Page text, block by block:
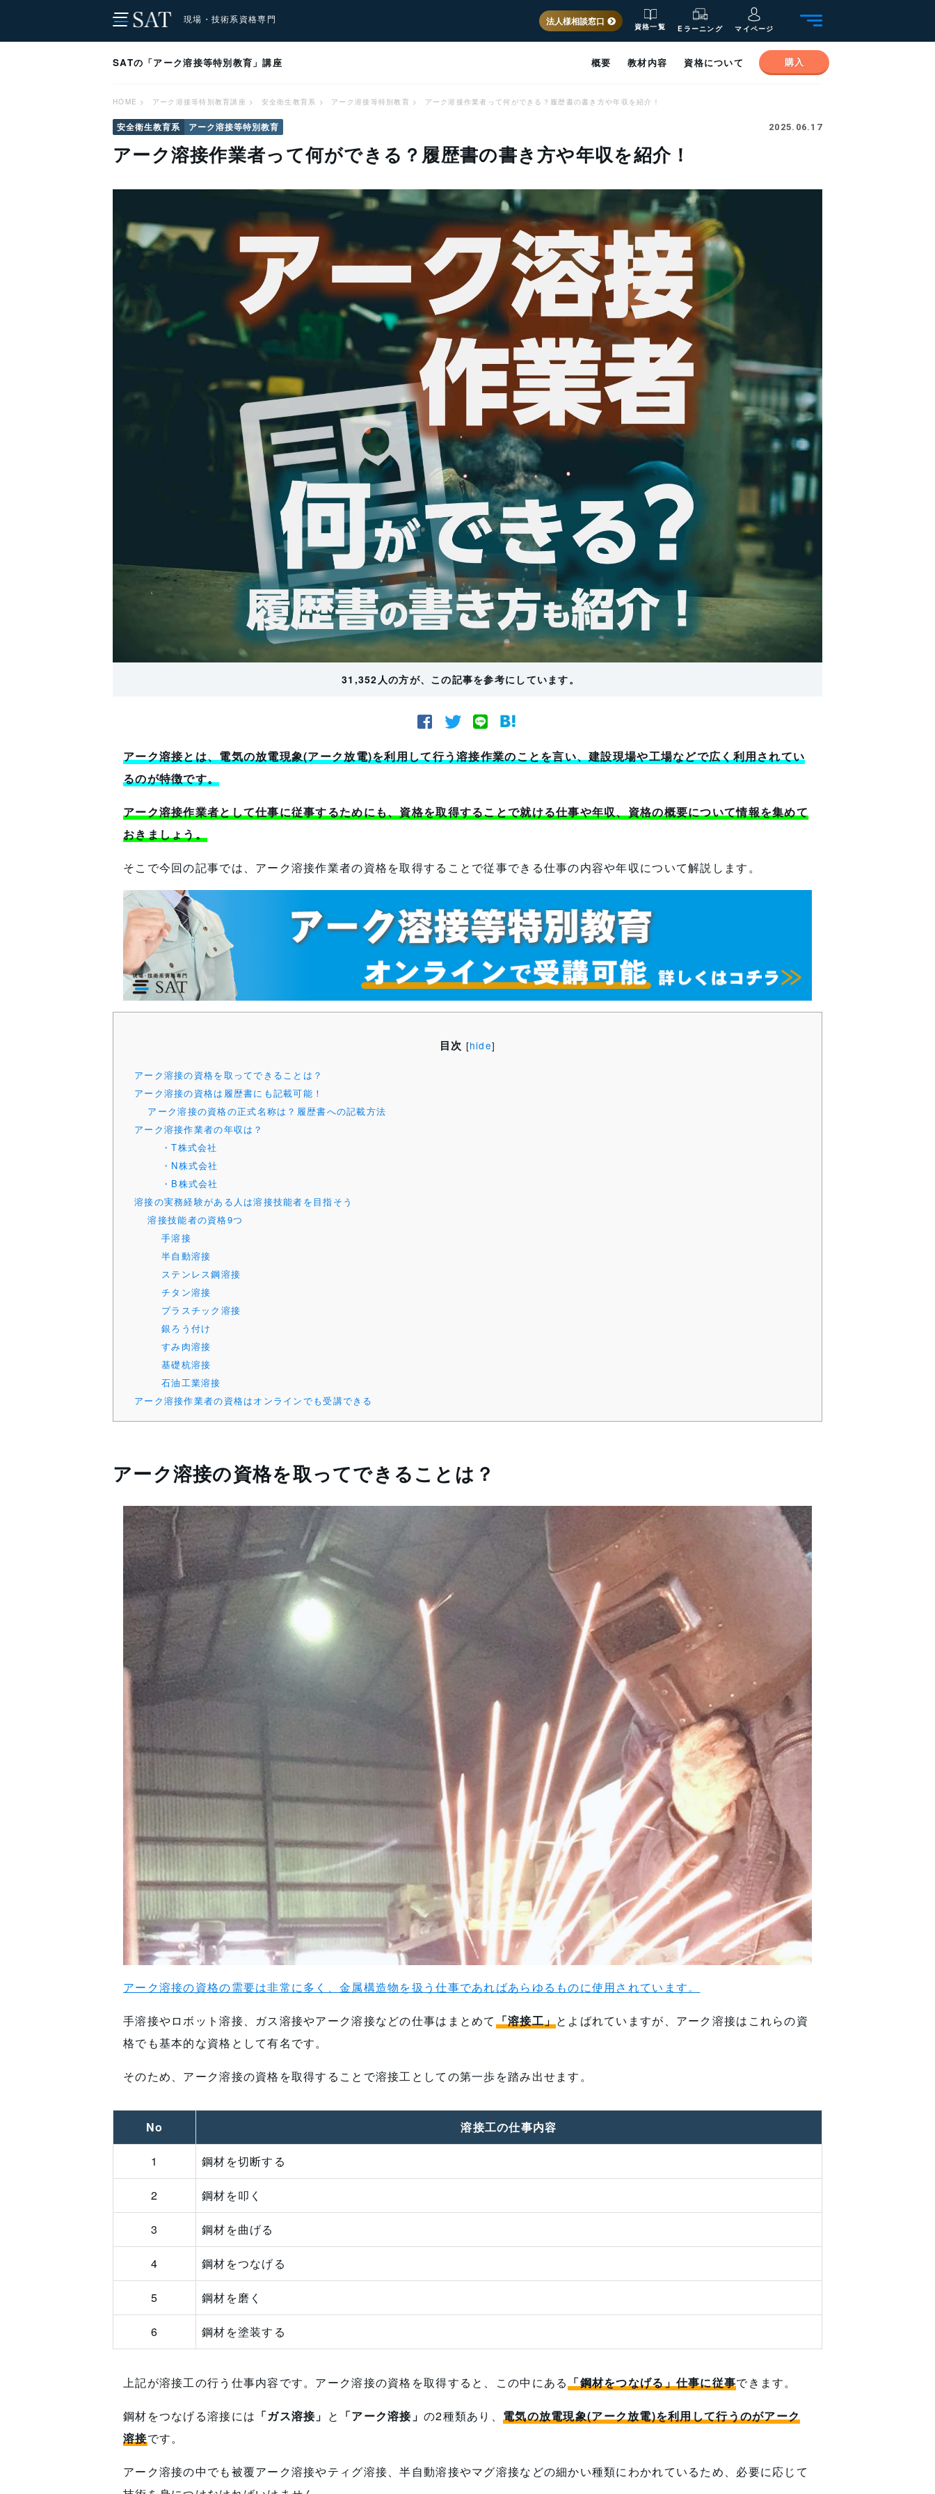
現場・技術系資格専門 法人様相談窓口 資格一覧 Eラーニング マイページ
SATの「アーク溶接等特別教育」講座 概要 教材内容 資格について 購入
HOME > アーク溶接等特別教育講座 > 安全衛生教育系 > アーク溶接等特別教育 > アーク溶接作業者って何ができる？履歴書の書き方や年収を紹介！
安全衛生教育系 アーク溶接等特別教育 2025.06.17
アーク溶接作業者って何ができる？履歴書の書き方や年収を紹介！
31,352人の方が、この記事を参考にしています。
アーク溶接とは、電気の放電現象(アーク放電)を利用して行う溶接作業のことを言い、建設現場や工場などで広く利用されてい
るのが特徴です。
アーク溶接作業者として仕事に従事するためにも、資格を取得することで就ける仕事や年収、資格の概要について情報を集めて
おきましょう。
そこで今回の記事では、アーク溶接作業者の資格を取得することで従事できる仕事の内容や年収について解説します。
目次 [hide]
アーク溶接の資格を取ってできることは？
アーク溶接の資格は履歴書にも記載可能！
アーク溶接の資格の正式名称は？履歴書への記載方法
アーク溶接作業者の年収は？
・T株式会社
・N株式会社
・B株式会社
溶接の実務経験がある人は溶接技能者を目指そう
溶接技能者の資格9つ
手溶接
半自動溶接
ステンレス鋼溶接
チタン溶接
プラスチック溶接
銀ろう付け
すみ肉溶接
基礎杭溶接
石油工業溶接
アーク溶接作業者の資格はオンラインでも受講できる
アーク溶接の資格を取ってできることは？
アーク溶接の資格の需要は非常に多く、金属構造物を扱う仕事であればあらゆるものに使用されています。
手溶接やロボット溶接、ガス溶接やアーク溶接などの仕事はまとめて「溶接工」とよばれていますが、アーク溶接はこれらの資
格でも基本的な資格として有名です。
そのため、アーク溶接の資格を取得することで溶接工としての第一歩を踏み出せます。
No 溶接工の仕事内容
1 鋼材を切断する
2 鋼材を叩く
3 鋼材を曲げる
4 鋼材をつなげる
5 鋼材を磨く
6 鋼材を塗装する
上記が溶接工の行う仕事内容です。アーク溶接の資格を取得すると、この中にある「鋼材をつなげる」仕事に従事できます。
鋼材をつなげる溶接には 「ガス溶接」 と 「アーク溶接」の2種類あり、 電気の放電現象(アーク放電)を利用して行うのがアーク
溶接です。
アーク溶接の中でも被覆アーク溶接やティグ溶接、半自動溶接やマグ溶接などの細かい種類にわかれているため、必要に応じて